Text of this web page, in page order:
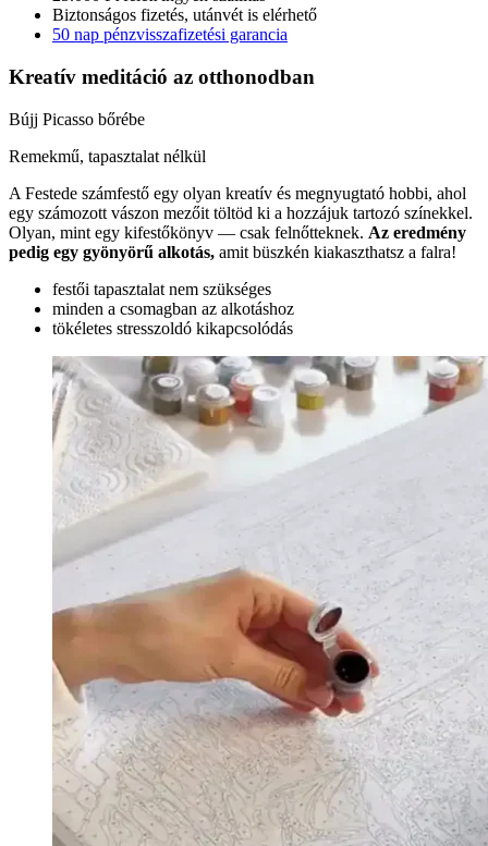
Biztonságos fizetés, utánvét is elérhető
50 nap pénzvisszafizetési garancia
Kreatív meditáció az otthonodban
Bújj Picasso bőrébe
Remekmű, tapasztalat nélkül
A Festede számfestő egy olyan kreatív és megnyugtató hobbi, ahol
egy számozott vászon mezőit töltöd ki a hozzájuk tartozó színekkel.
Olyan, mint egy kifestőkönyv — csak felnőtteknek. Az eredmény
pedig egy gyönyörű alkotás, amit büszkén kiakaszthatsz a falra!
festői tapasztalat nem szükséges
minden a csomagban az alkotáshoz
tökéletes stresszoldó kikapcsolódás